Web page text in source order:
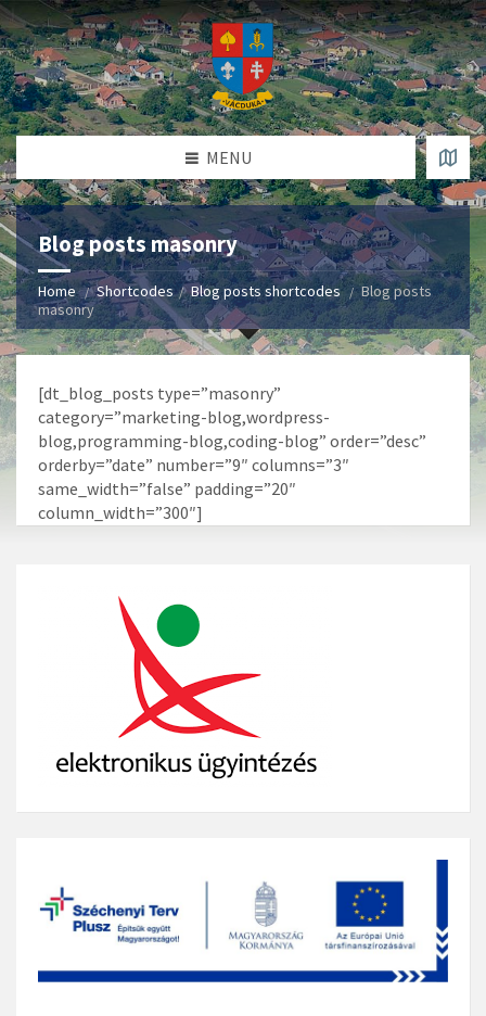
MENU
Blog posts masonry
Home Shortcodes Blog posts shortcodes
Blog posts
masonry
[dt_blog_posts type=”masonry”
category=”marketing-blog,wordpress-
blog,programming-blog,coding-blog” order=”desc”
orderby=”date” number=”9″ columns=”3″
same_width=”false” padding=”20″
column_width=”300″]